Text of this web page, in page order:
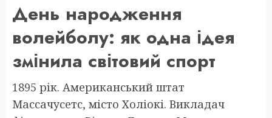
День народження
волейболу: як одна ідея
змінила світовий спорт
1895 рік. Американський штат
Массачусетс, місто Холіокі. Викладач